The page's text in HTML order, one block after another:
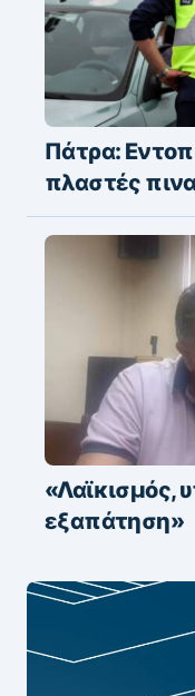
Πάτρα:
πλαστές
«Λαϊκισμός,
εξαπάτηση»